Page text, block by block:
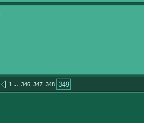
1 ... 346 347 348 349